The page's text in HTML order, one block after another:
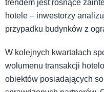
trendem jest rosnące
hotele – inwestorzy
przypadku budynków z
W kolejnych kwartałach
wolumenu transakcji
obiektów posiadających